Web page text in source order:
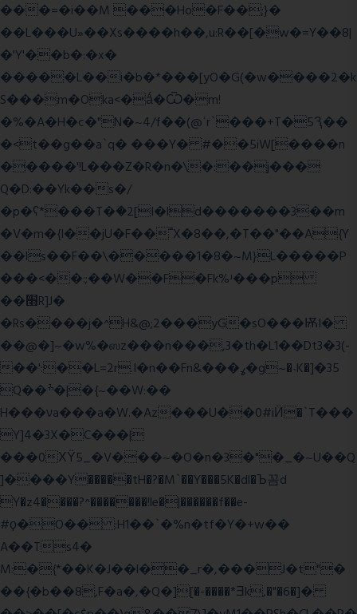
���=�i��M ���Ho�F��;}�
��L���U»��Xs����h��,u:R��[�w�=Y��8|
�'Y'��b�:�x�
�����L��i�b�*���[yO�G(�w����2�k
S���m�Oka<�ǻ�Ѿ�m!
�%�A�H�c�"N�~4/f��(@ʿr`���+T�5Ԇ��
�<t��g��a`q� ���Y� #��5iW[����n
�����'!L���Z�R�n�\�:��j���
Q�D:��Yk��s�/
�p�ʕ*���T�ؘ�2[I�ld�������3��m
�V�m�{I��jU�F��˭X�8��,�T��"��A{Y
��ls��F��\�����1�8�~M}L�����P
���<��:;��W��F�Fk%ʴ���p
��׫R]J�
�Rs����j�^H&@;2���yG�sO���ѬI�
��@�]~�w%�ஸz���n���,3�th�L1��Dt3�3(-
��':��L=2r.I�n��Fn&���ߩ�g~�˴K�]�35
Q��ׯ�|�{~��W:��
H���νa���a�W.�Az���U��0#iӤ�`T���
Y]4�3X�C���|
���0ХΫ5_�V���~�O�n�3�"�_�~U��Q
]����Y�����tH�?�M`��Y���5K�dl�Ъ꼼d
Y�z4����?^�������!le�|������f��e-
#ϙ�O�� :H1��`�%n�tf�Y�+w��
A��Ts4�
M:�{*��K�J��l��_r�,���J�t"�
��{�b��8,F�a�,�Q�][�-����*Ǝk,�"�6�]�